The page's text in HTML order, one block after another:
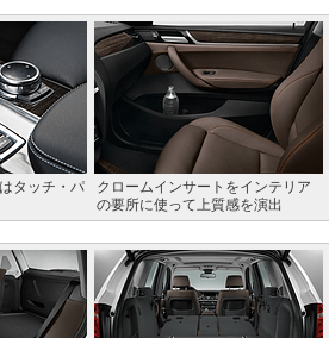
タッチ・パ
クロームインサートをインテリア
の要所に使って上質感を演出